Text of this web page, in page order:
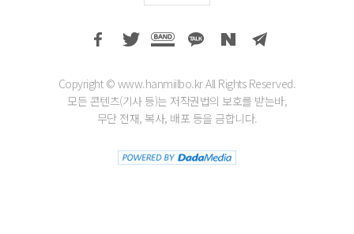
Copyright © www.hanmiilbo.kr All Rights Reserved.
모든 콘텐츠(기사 등)는 저작권법의 보호를 받는바,
무단 전재, 복사, 배포 등을 금합니다.